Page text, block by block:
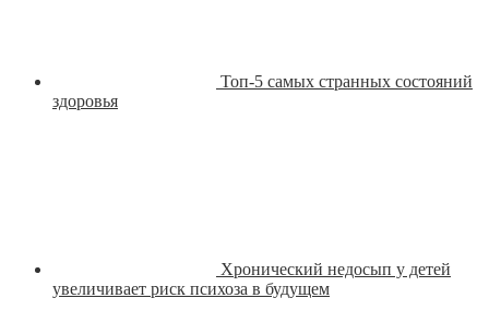
Топ-5 самых странных состояний
здоровья
Хронический недосып у детей
увеличивает риск психоза в будущем